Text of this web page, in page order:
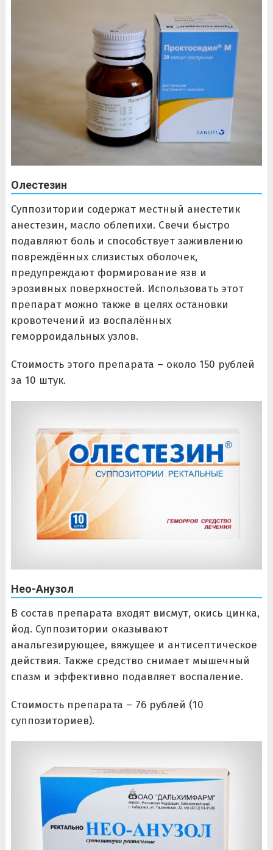
Олестезин
Суппозитории содержат местный анестетик
анестезин, масло облепихи. Свечи быстро
подавляют боль и способствует заживлению
повреждённых слизистых оболочек,
предупреждают формирование язв и
эрозивных поверхностей. Использовать этот
препарат можно также в целях остановки
кровотечений из воспалённых
геморроидальных узлов.
Стоимость этого препарата – около 150 рублей
за 10 штук.
Нео-Анузол
В состав препарата входят висмут, окись цинка,
йод. Суппозитории оказывают
анальгезирующее, вяжущее и антисептическое
действия. Также средство снимает мышечный
спазм и эффективно подавляет воспаление.
Стоимость препарата – 76 рублей (10
суппозиториев).